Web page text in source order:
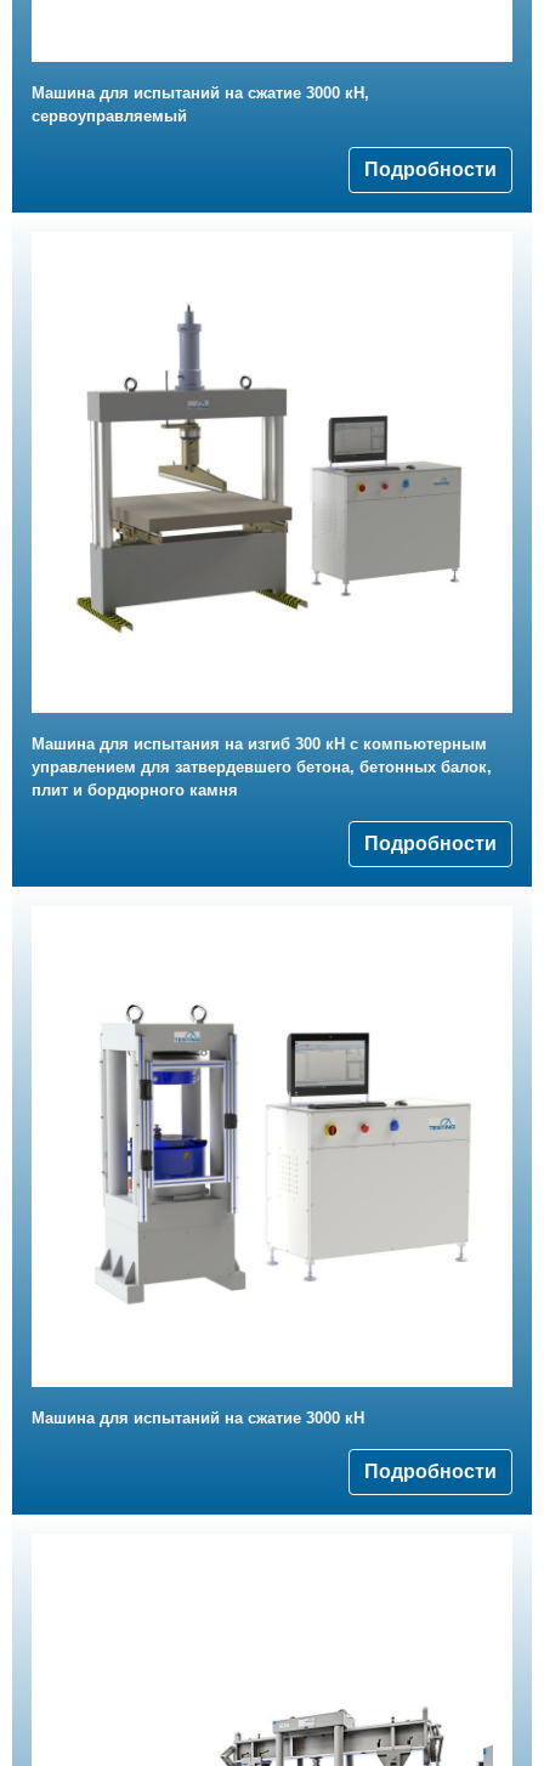
Машина для испытаний на сжатие 3000 кН,
сервоуправляемый
Подробности
Машина для испытания на изгиб 300 кН с компьютерным
управлением для затвердевшего бетона, бетонных балок,
плит и бордюрного камня
Подробности
Машина для испытаний на сжатие 3000 кН
Подробности